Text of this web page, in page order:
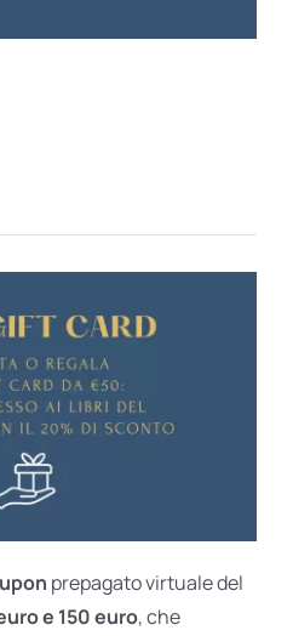
prepagato virtuale del
e 150 euro, che